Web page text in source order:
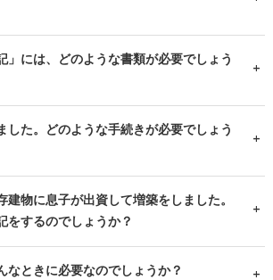
」には、どのような書類が必要でしょう
した。どのような手続きが必要でしょう
建物に息子が出資して増築をしました。
をするのでしょうか？
なときに必要なのでしょうか？